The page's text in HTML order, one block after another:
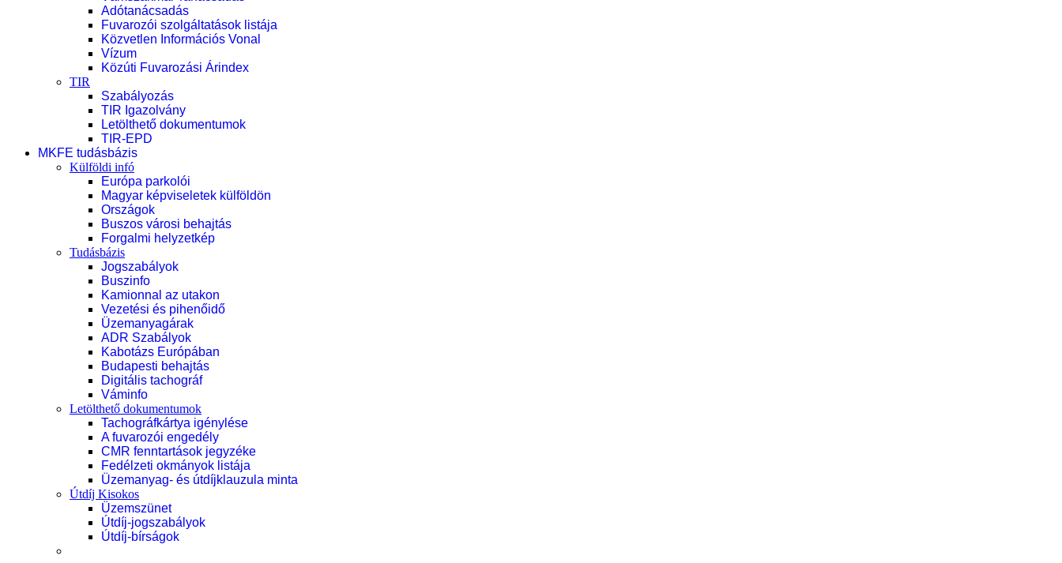
Adótanácsadás
Fuvarozói szolgáltatások listája
Közvetlen Információs Vonal
Vízum
Közúti Fuvarozási Árindex
TIR
Szabályozás
TIR Igazolvány
Letölthető dokumentumok
TIR-EPD
MKFE tudásbázis
Külföldi infó
Európa parkolói
Magyar képviseletek külföldön
Országok
Buszos városi behajtás
Forgalmi helyzetkép
Tudásbázis
Jogszabályok
Buszinfo
Kamionnal az utakon
Vezetési és pihenőidő
Üzemanyagárak
ADR Szabályok
Kabotázs Európában
Budapesti behajtás
Digitális tachográf
Váminfo
Letölthető dokumentumok
Tachográfkártya igénylése
A fuvarozói engedély
CMR fenntartások jegyzéke
Fedélzeti okmányok listája
Üzemanyag- és útdíjklauzula minta
Útdíj Kisokos
Üzemszünet
Útdíj-jogszabályok
Útdíj-bírságok